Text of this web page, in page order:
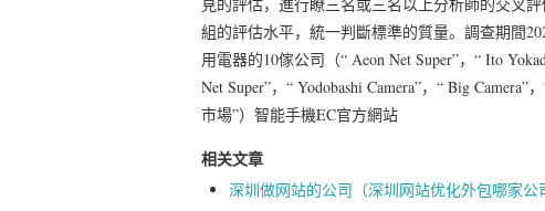
組的評估水平，統一判斷標準的質量。調查期間
用電器的10傢公司（“ Aeon Net Super”，“ Ito
Net Super”，“ Yodobashi Camera”，“ Big Camera”
市場”）智能手機EC官方網站
相关文章
深圳做网站的公司（深圳网站优化外包哪家公